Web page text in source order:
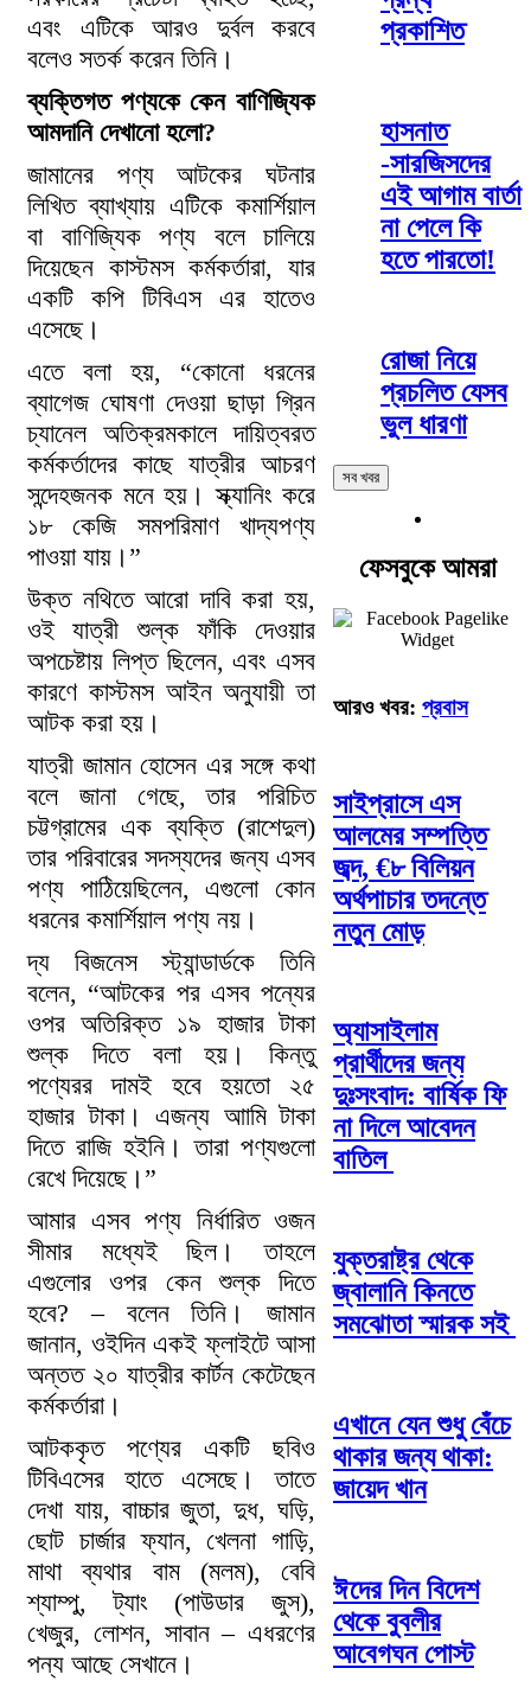
এবং এটিকে আরও দুর্বল করবে
বলেও সতর্ক করেন তিনি।
ব্যক্তিগত পণ্যকে কেন বাণিজ্যিক
আমদানি দেখানো হলো?
জামানের পণ্য আটকের ঘটনার
লিখিত ব্যাখ্যায় এটিকে কমার্শিয়াল
বা বাণিজ্যিক পণ্য বলে চালিয়ে
দিয়েছেন কাস্টমস কর্মকর্তারা, যার
একটি কপি টিবিএস এর হাতেও
এসেছে।
এতে বলা হয়, “কোনো ধরনের
ব্যাগেজ ঘোষণা দেওয়া ছাড়া গ্রিন
চ্যানেল অতিক্রমকালে দায়িত্বরত
কর্মকর্তাদের কাছে যাত্রীর আচরণ
সন্দেহজনক মনে হয়। স্ক্যানিং করে
১৮ কেজি সমপরিমাণ খাদ্যপণ্য
পাওয়া যায়।”
উক্ত নথিতে আরো দাবি করা হয়,
ওই যাত্রী শুল্ক ফাঁকি দেওয়ার
অপচেষ্টায় লিপ্ত ছিলেন, এবং এসব
কারণে কাস্টমস আইন অনুযায়ী তা
আটক করা হয়।
যাত্রী জামান হোসেন এর সঙ্গে কথা
বলে জানা গেছে, তার পরিচিত
চট্টগ্রামের এক ব্যক্তি (রাশেদুল)
তার পরিবারের সদস্যদের জন্য এসব
পণ্য পাঠিয়েছিলেন, এগুলো কোন
ধরনের কমার্শিয়াল পণ্য নয়।
দ্য বিজনেস স্ট্যান্ডার্ডকে তিনি
বলেন, “আটকের পর এসব পন্যের
ওপর অতিরিক্ত ১৯ হাজার টাকা
শুল্ক দিতে বলা হয়। কিন্তু
পণ্যেরর দামই হবে হয়তো ২৫
হাজার টাকা। এজন্য আামি টাকা
দিতে রাজি হইনি। তারা পণ্যগুলো
রেখে দিয়েছে।”
আমার এসব পণ্য নির্ধারিত ওজন
সীমার মধ্যেই ছিল। তাহলে
এগুলোর ওপর কেন শুল্ক দিতে
হবে? – বলেন তিনি। জামান
জানান, ওইদিন একই ফ্লাইটে আসা
অন্তত ২০ যাত্রীর কার্টন কেটেছেন
কর্মকর্তারা।
আটককৃত পণ্যের একটি ছবিও
টিবিএসের হাতে এসেছে। তাতে
দেখা যায়, বাচ্চার জুতা, দুধ, ঘড়ি,
ছোট চার্জার ফ্যান, খেলনা গাড়ি,
মাথা ব্যথার বাম (মলম), বেবি
শ্যাম্পু, ট্যাং (পাউডার জুস),
খেজুর, লোশন, সাবান – এধরণের
পন্য আছে সেখানে।
প্রকাশিত
হাসনাত
-সারজিসদের
এই আগাম বার্তা
না পেলে কি
হতে পারতো!
রোজা নিয়ে
প্রচলিত যেসব
ভুল ধারণা
সব খবর
ফেসবুকে আমরা
আরও খবর: প্রবাস
সাইপ্রাসে এস
আলমের সম্পত্তি
জব্দ, €৮ বিলিয়ন
অর্থপাচার তদন্তে
নতুন মোড়
অ্যাসাইলাম
প্রার্থীদের জন্য
দুঃসংবাদ: বার্ষিক ফি
না দিলে আবেদন
বাতিল
যুক্তরাষ্ট্র থেকে
জ্বালানি কিনতে
সমঝোতা স্মারক সই
এখানে যেন শুধু বেঁচে
থাকার জন্য থাকা:
জায়েদ খান
ঈদের দিন বিদেশ
থেকে বুবলীর
আবেগঘন পোস্ট